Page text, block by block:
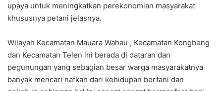
upaya untuk meningkatkan perekonomian masyarakat
khususnya petani jelasnya.
Wilayah Kecamatan Mauara Wahau , Kecamatan Kongbeng
dan Kecamatan Telen ini berada di dataran dan
pegunungan yang sebagian besar warga masyarakatnya
banyak mencari nafkah dari kehidupan bertani dan